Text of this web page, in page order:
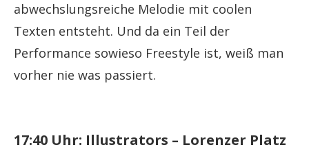
abwechslungsreiche Melodie mit coolen
Texten entsteht. Und da ein Teil der
Performance sowieso Freestyle ist, weiß man
vorher nie was passiert.
17:40 Uhr: Illustrators – Lorenzer Platz